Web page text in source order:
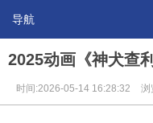
导航
2025动画《神犬查
时间:2026-05-14 16:28:32 浏